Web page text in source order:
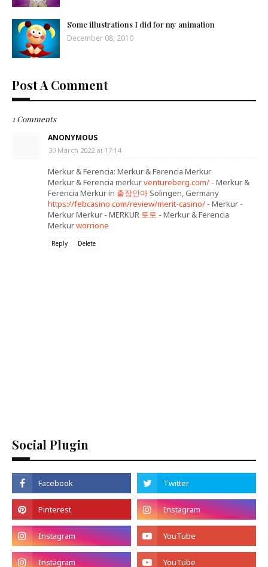
Some illustrations I did for my animation
December 08, 2010
Post A Comment
1 Comments
ANONYMOUS
30 March 2022 at 17:14
Merkur & Ferencia: Merkur & Ferencia Merkur
Merkur & Ferencia merkurventureberg.com/ - Merkur &
Ferencia Merkur in 출장안마 Solingen, Germany
https://febcasino.com/review/merit-casino/ - Merkur -
Merkur Merkur - MERKUR 토토 - Merkur & Ferencia
Merkurworrione
Reply Delete
Social Plugin